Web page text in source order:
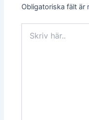
Obligatoriska fält är
här..